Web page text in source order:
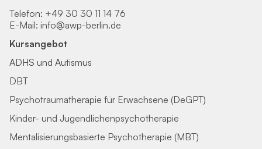
Telefon: +49 30 30 11 14 76
E-Mail: info@awp-berlin.de
Kursangebot
ADHS und Autismus
DBT
Psychotraumatherapie für Erwachsene (DeGPT)
Kinder- und Jugendlichenpsychotherapie
Mentalisierungsbasierte Psychotherapie (MBT)